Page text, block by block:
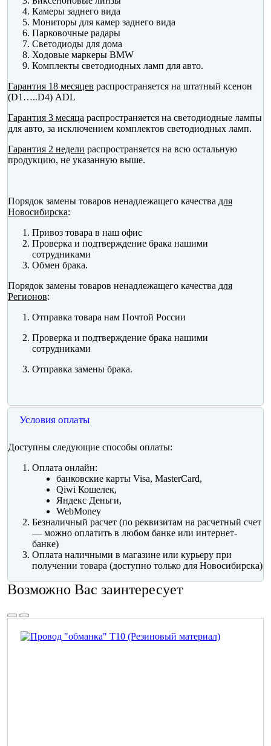
Камеры заднего вида
Мониторы для камер заднего вида
Парковочные радары
Светодиоды для дома
Ходовые маркеры BMW
Комплекты светодиодных ламп для авто.
Гарантия 18 месяцев распространяется на штатный ксенон
(D1…..D4) ADL
Гарантия 3 месяца распространяется на светодиодные лампы
для авто, за исключением комплектов светодиодных ламп.
Гарантия 2 недели распространяется на всю остальную
продукцию, не указанную выше.
Порядок замены товаров ненадлежащего качества для
Новосибирска:
Привоз товара в наш офис
Проверка и подтверждение брака нашими
сотрудниками
Обмен брака.
Порядок замены товаров ненадлежащего качества для
Регионов:
Отправка товара нам Почтой России
Проверка и подтверждение брака нашими
сотрудниками
Отправка замены брака.
Условия оплаты
Доступны следующие способы оплаты:
Оплата онлайн:
банковские карты Visa, MasterCard,
Qiwi Кошелек,
Яндекс Деньги,
WebMoney
Безналичный расчет (по реквизитам на расчетный счет
— можно оплатить в любом банке или интернет-
банке)
Оплата наличными в магазине или курьеру при
получении товара (доступно только для Новосибирска)
Возможно Вас заинтересует